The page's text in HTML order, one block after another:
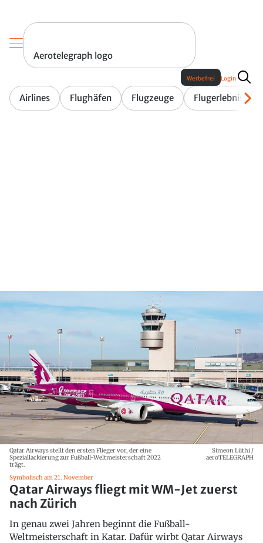
Aerotelegraph logo
Airlines Flughäfen Flugzeuge Flugerlebnis
Werbefrei Login
Qatar Airways stellt den ersten Flieger vor, der eine
Speziallackierung zur Fußball-Weltmeisterschaft 2022
trägt.
Simeon Lüthi /
aeroTELEGRAPH
Symbolisch am 21. November
Qatar Airways fliegt mit WM-Jet zuerst
nach Zürich
In genau zwei Jahren beginnt die Fußball-
Weltmeisterschaft in Katar. Dafür wirbt Qatar Airways